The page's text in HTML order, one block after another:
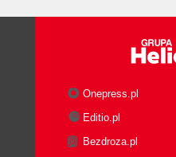
Onepress.pl
Editio.pl
Bezdroza.pl